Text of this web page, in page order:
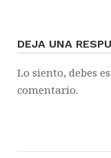
DEJA UNA
Lo siento, debes
comentario.